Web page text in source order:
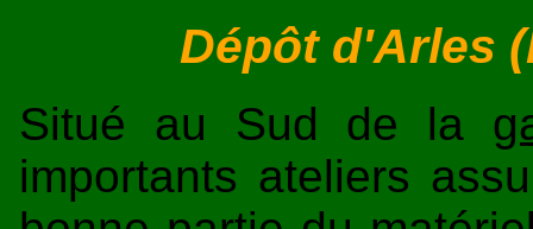
Dépôt d'Arles
Situé au Sud de la
importants ateliers